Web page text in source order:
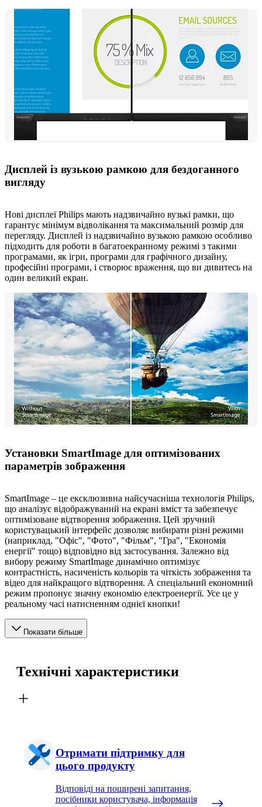
Дисплей із вузькою рамкою для бездоганного
вигляду
Нові дисплеї Philips мають надзвичайно вузькі рамки, що
гарантує мінімум відволікання та максимальний розмір для
перегляду. Дисплей із надзвичайно вузькою рамкою особливо
підходить для роботи в багатоекранному режимі з такими
програмами, як ігри, програми для графічного дизайну,
професійні програми, і створює враження, що ви дивитесь на
один великий екран.
Установки SmartImage для оптимізованих
параметрів зображення
SmartImage – це ексклюзивна найсучасніша технологія Philips,
що аналізує відображуваний на екрані вміст та забезпечує
оптимізоване відтворення зображення. Цей зручний
користувацький інтерфейс дозволяє вибирати різні режими
(наприклад, "Офіс", "Фото", "Фільм", "Гра", "Економія
енергії" тощо) відповідно від застосування. Залежно від
вибору режиму SmartImage динамічно оптимізує
контрастність, насиченість кольорів та чіткість зображення та
відео для найкращого відтворення. А спеціальний економний
режим пропонує значну економію електроенергії. Усе це у
реальному часі натисненням однієї кнопки!
Показати більше
Технічні характеристики
Отримати підтримку для
цього продукту
Відповіді на поширені запитання,
посібники користувача, інформація